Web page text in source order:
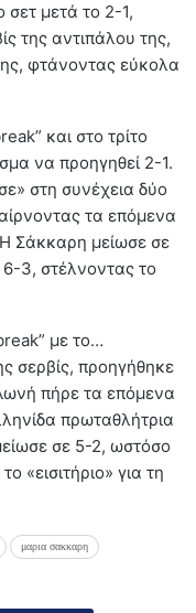
μετά το 2-1,
της αντιπάλου της,
φτάνοντας εύκολα
και στο τρίτο
να προηγηθεί 2-1.
στη συνέχεια δύο
τα επόμενα
Σάκκαρη μείωσε σε
3, στέλνοντας το
με το…
σερβίς, προηγήθηκε
πήρε τα επόμενα
πρωταθλήτρια
σε 5-2, ωστόσο
«εισιτήριο» για τη
μαρια σακκαρη